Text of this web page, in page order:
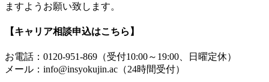
ますようお願い致します。
【キャリア相談申込はこちら】
お電話：0120-951-869（受付10:00～19:00、日曜定休）
メール：info@insyokujin.ac（24時間受付）